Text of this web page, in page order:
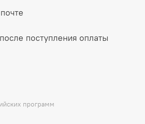
поступления оплаты
программ